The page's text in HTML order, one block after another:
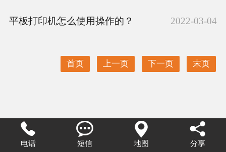
平板打印机怎么使用操作的？ 2022-03-04
首页 上一页 下一页 末页

电话

短信

地图

分享